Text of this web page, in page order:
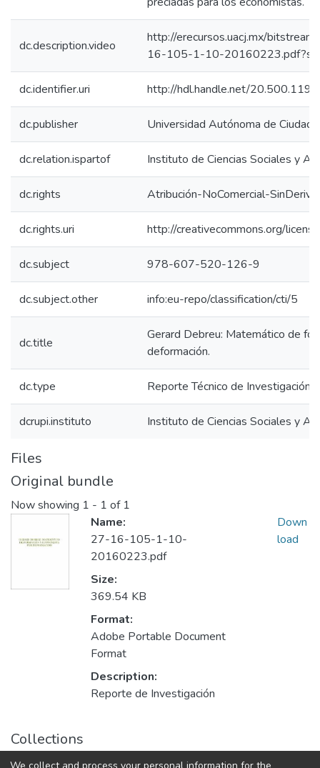
dc.description.video
http://erecursos.uacj.mx/
16-105-1-10-
dc.identifier.uri http://hdl.handle.net/
dc.publisher Universidad Autónoma de Ciudad
dc.relation.ispartof Instituto de Ciencias Sociales y
dc.rights Atribución-NoComercial-
dc.rights.uri http://creativecommons.org/
dc.subject 978-607-520-126-9
dc.subject.other info:eu-repo/classification/cti/5
dc.title
Gerard Debreu: Matemático de
deformación.
dc.type Reporte Técnico de Investigación
dcrupi.instituto Instituto de Ciencias Sociales y
Files
Original bundle
Now showing 1 - 1 of 1
Name:
27-16-105-1-10-
20160223.pdf
Size:
369.54 KB
Format:
Adobe Portable Document
Format
Description:
Reporte de Investigación
Down
load
Collections
ICSA Reporte Técnico de Investigación